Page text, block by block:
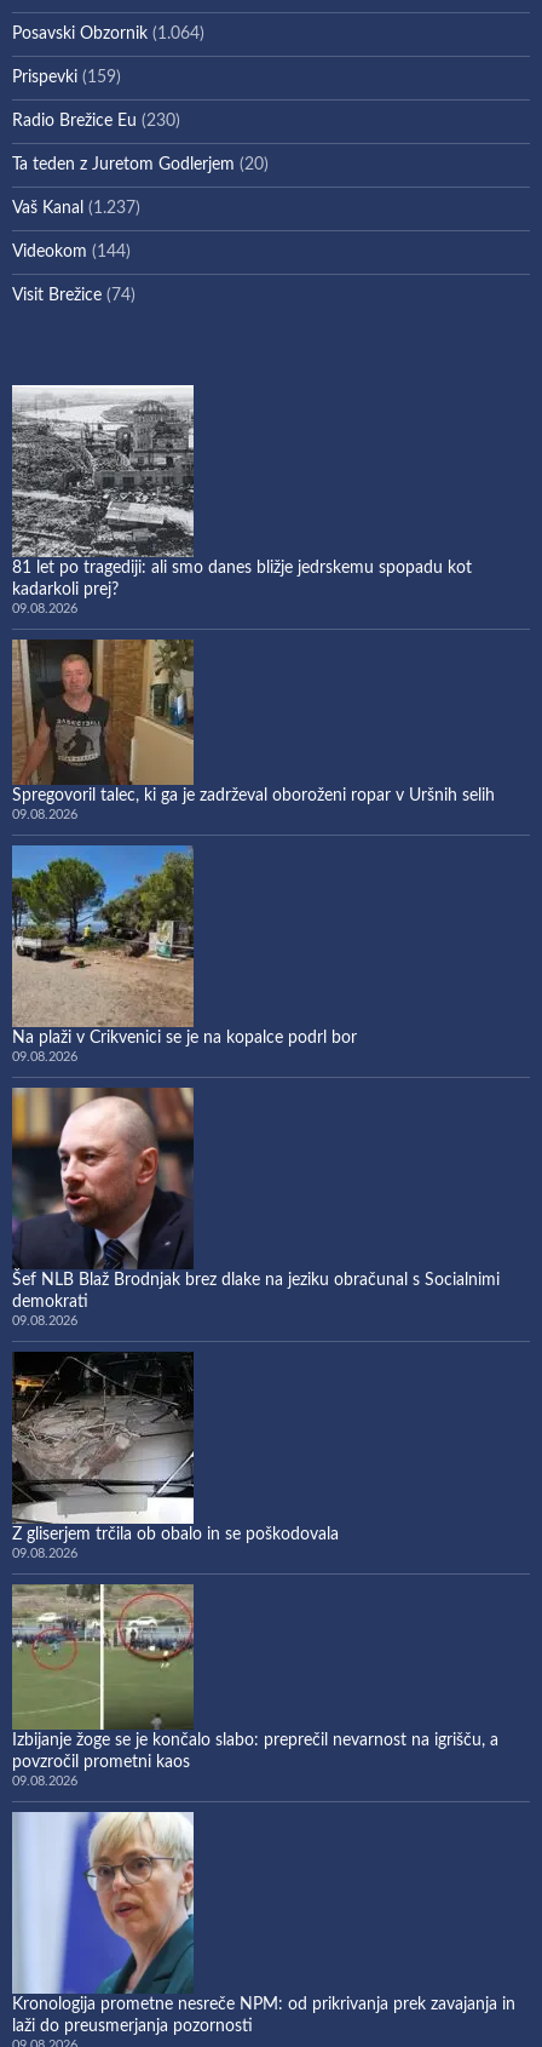
Posavski Obzornik (1.064)
Prispevki (159)
Radio Brežice Eu (230)
Ta teden z Juretom Godlerjem (20)
Vaš Kanal (1.237)
Videokom (144)
Visit Brežice (74)
81 let po tragediji: ali smo danes bližje jedrskemu spopadu kot
kadarkoli prej?
09.08.2026
Spregovoril talec, ki ga je zadrževal oboroženi ropar v Uršnih selih
09.08.2026
Na plaži v Crikvenici se je na kopalce podrl bor
09.08.2026
Šef NLB Blaž Brodnjak brez dlake na jeziku obračunal s Socialnimi
demokrati
09.08.2026
Z gliserjem trčila ob obalo in se poškodovala
09.08.2026
Izbijanje žoge se je končalo slabo: preprečil nevarnost na igrišču, a
povzročil prometni kaos
09.08.2026
Kronologija prometne nesreče NPM: od prikrivanja prek zavajanja in
laži do preusmerjanja pozornosti